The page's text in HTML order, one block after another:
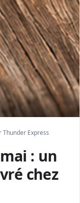
Thunder Express
: un
chez